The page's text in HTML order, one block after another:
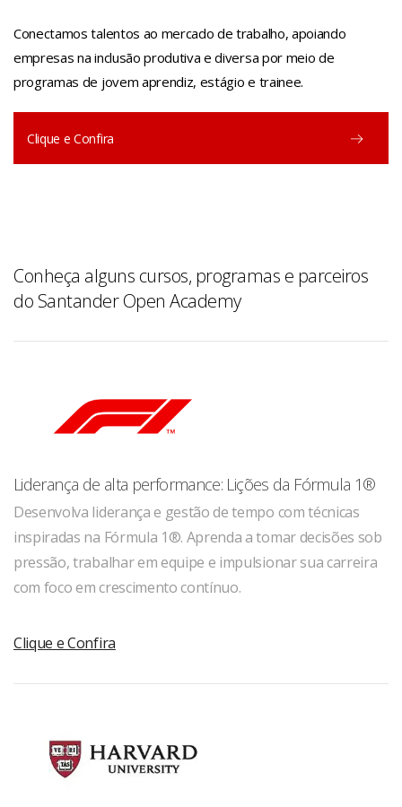
Conectamos talentos ao mercado de trabalho, apoiando
empresas na inclusão produtiva e diversa por meio de
programas de jovem aprendiz, estágio e trainee.
Clique e Confira
Conheça alguns cursos, programas e parceiros
do Santander Open Academy
Liderança de alta performance: Lições da Fórmula 1®
Desenvolva liderança e gestão de tempo com técnicas
inspiradas na Fórmula 1®. Aprenda a tomar decisões sob
pressão, trabalhar em equipe e impulsionar sua carreira
com foco em crescimento contínuo.
Clique e Confira